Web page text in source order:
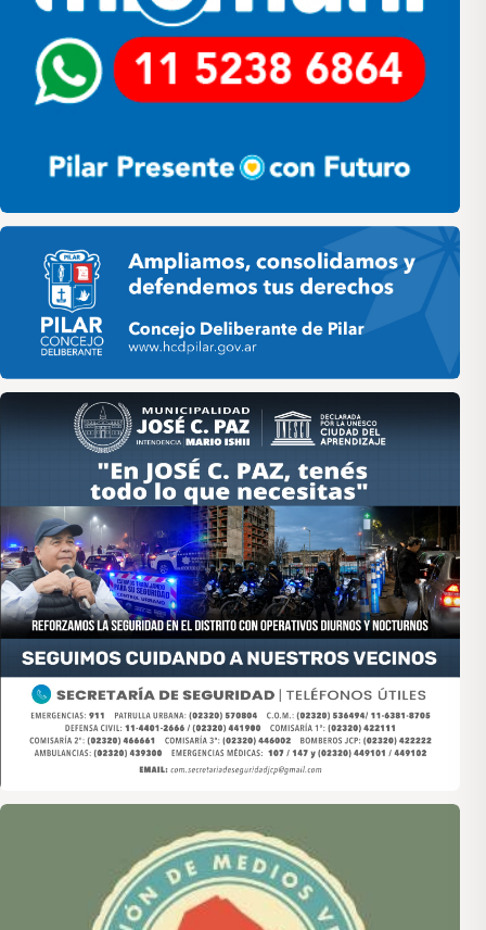
Pilar HCD
Asociación de Medios Vecinales